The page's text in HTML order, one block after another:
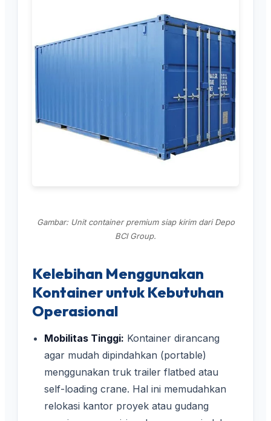
Gambar: Unit container premium siap kirim dari Depo
BCI Group.
Kelebihan Menggunakan
Kontainer untuk Kebutuhan
Operasional
Mobilitas Tinggi: Kontainer dirancang
agar mudah dipindahkan (portable)
menggunakan truk trailer flatbed atau
self-loading crane. Hal ini memudahkan
relokasi kantor proyek atau gudang